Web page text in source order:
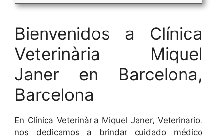
Bienvenidos a Clínica
Veterinària Miquel
Janer en Barcelona,
Barcelona
En Clínica Veterinària Miquel Janer, Veterinario,
nos dedicamos a brindar cuidado médico